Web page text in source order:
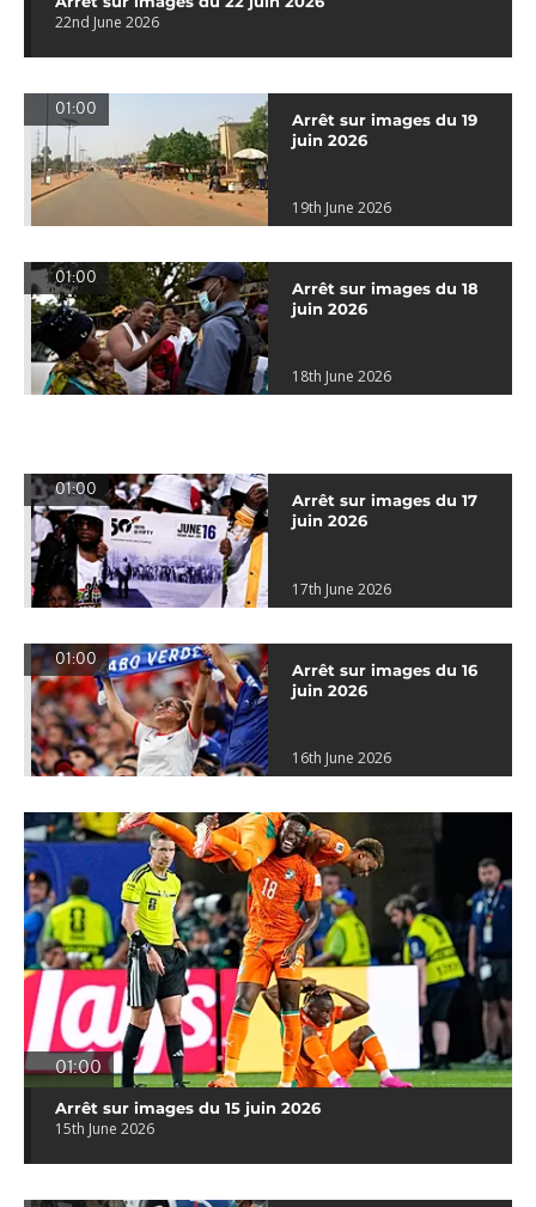
22nd June 2026
01:00
Arrêt sur images du 19
juin 2026
19th June 2026
01:00
Arrêt sur images du 18
juin 2026
18th June 2026
01:00
Arrêt sur images du 17
juin 2026
17th June 2026
01:00
Arrêt sur images du 16
juin 2026
16th June 2026
01:00
Arrêt sur images du 15 juin 2026
15th June 2026